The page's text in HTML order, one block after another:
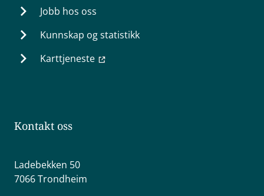
Jobb hos oss
Kunnskap og statistikk
Karttjeneste
Kontakt oss
Ladebekken 50
7066 Trondheim